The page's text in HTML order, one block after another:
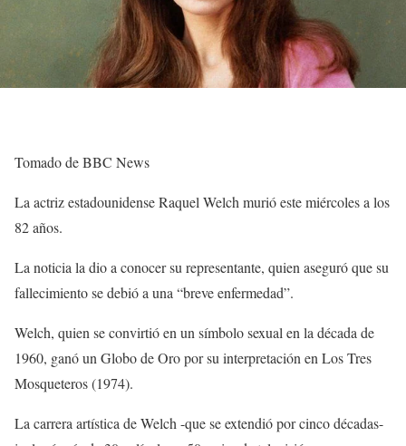
Tomado de BBC News
La actriz estadounidense Raquel Welch murió este miércoles a los
82 años.
La noticia la dio a conocer su representante, quien aseguró que su
fallecimiento se debió a una “breve enfermedad”.
Welch, quien se convirtió en un símbolo sexual en la década de
1960, ganó un Globo de Oro por su interpretación en Los Tres
Mosqueteros (1974).
La carrera artística de Welch -que se extendió por cinco décadas-